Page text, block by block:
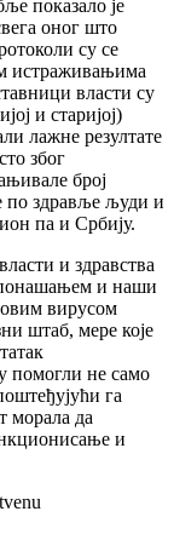
показало је
оног што
су се
истраживањима
власти су
и старијој)
лажне резултате
због
број
по здравље људи и
па и Србију.
и здравства
понашањем и наши
вирусом
штаб, мере које
помогли не само
га
морала да
и